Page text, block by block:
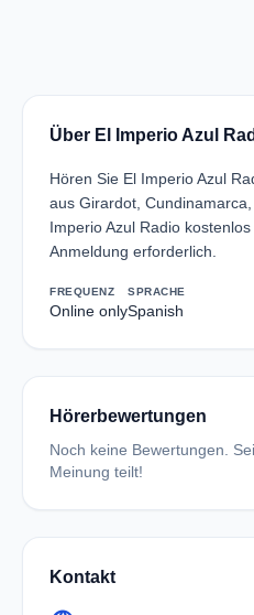
Über El Imperio Azul
Hören Sie El Imperio Azul
aus Girardot,
Imperio Azul Radio
Anmeldung erforderlich.
FREQUENZ
Online only
SPRACHE
Spanish
Hörerbewertungen
Noch keine Bewertungen.
Meinung teilt!
Kontakt